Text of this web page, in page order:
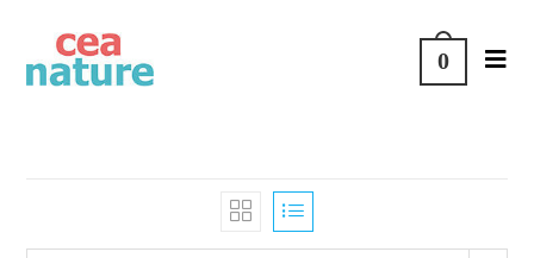
contenido
0